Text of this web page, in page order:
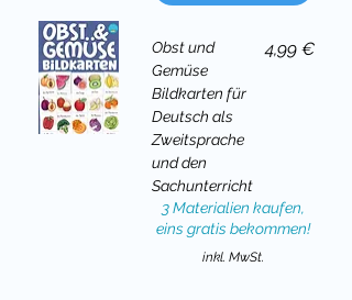
Obst und
Gemüse
Bildkarten für
Deutsch als
Zweitsprache
und den
Sachunterricht
Preis
4,99 €
3 Materialien kaufen,
eins gratis bekommen!
inkl. MwSt.